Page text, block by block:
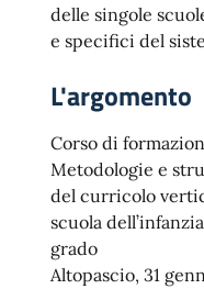
delle singole
e specifici del
L'argomento
Corso di
Metodologie e
del curricolo
scuola
grado
Altopascio, 31